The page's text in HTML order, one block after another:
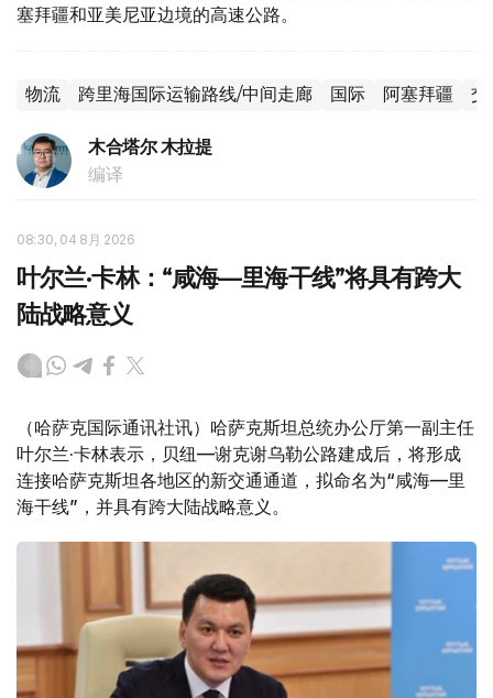
塞拜疆和亚美尼亚边境的高速公路。
物流 跨里海国际运输路线/中间走廊 国际 阿塞拜疆 交
木合塔尔 木拉提
编译
08:30, 04 8月 2026
叶尔兰·卡林：“咸海—里海干线”将具有跨大
陆战略意义
（哈萨克国际通讯社讯）哈萨克斯坦总统办公厅第一副主任
叶尔兰·卡林表示，贝纽—谢克谢乌勒公路建成后，将形成
连接哈萨克斯坦各地区的新交通通道，拟命名为“咸海—里
海干线”，并具有跨大陆战略意义。